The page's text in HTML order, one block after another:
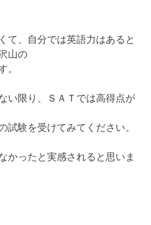
て、自分では英語力はあると
山の
。
い限り、ＳＡＴでは高得点が
試験を受けてみてください。
かったと実感されると思いま